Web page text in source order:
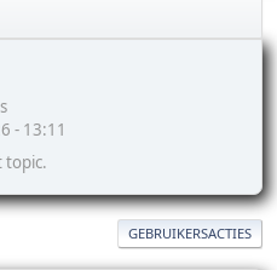
- 13:11
topic.
GEBRUIKERSACTIES